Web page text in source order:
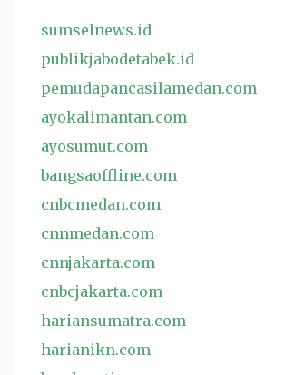
sumselnews.id
publikjabodetabek.id
pemudapancasilamedan.com
ayokalimantan.com
ayosumut.com
bangsaoffline.com
cnbcmedan.com
cnnmedan.com
cnnjakarta.com
cnbcjakarta.com
hariansumatra.com
harianikn.com